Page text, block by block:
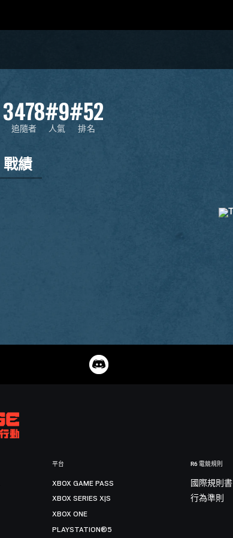
3478
追隨者
#9
人氣
#52
排名
戰績
平台
XBOX GAME PASS
XBOX SERIES X|S
XBOX ONE
PLAYSTATION®5
R6 電競規則
國際規則書
行為準則